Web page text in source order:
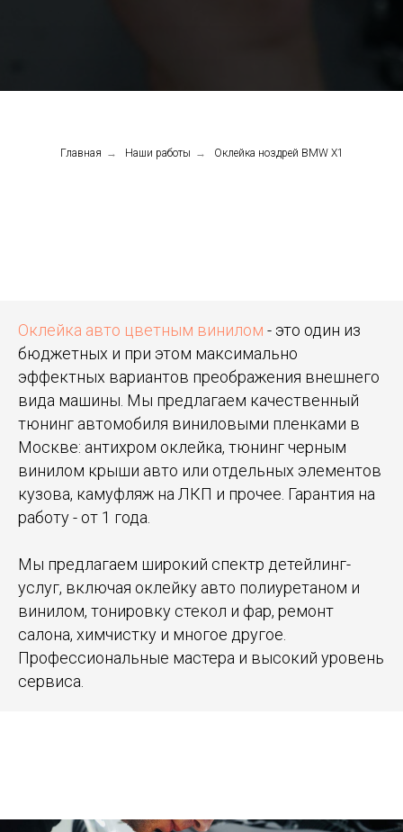
Главная → Наши работы → Оклейка ноздрей BMW X1
Оклейка авто цветным винилом - это один из
бюджетных и при этом максимально
эффектных вариантов преображения внешнего
вида машины. Мы предлагаем качественный
тюнинг автомобиля виниловыми пленками в
Москве: антихром оклейка, тюнинг черным
винилом крыши авто или отдельных элементов
кузова, камуфляж на ЛКП и прочее. Гарантия на
работу - от 1 года.
Мы предлагаем широкий спектр детейлинг-
услуг, включая оклейку авто полиуретаном и
винилом, тонировку стекол и фар, ремонт
салона, химчистку и многое другое.
Профессиональные мастера и высокий уровень
сервиса.